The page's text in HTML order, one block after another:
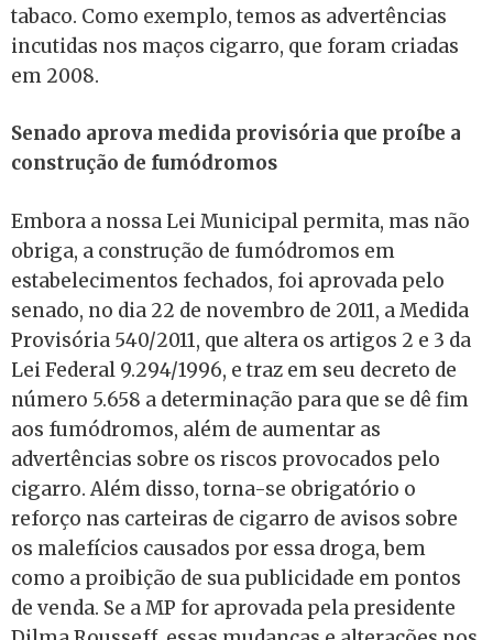
tabaco. Como exemplo, temos as advertências
incutidas nos maços cigarro, que foram criadas
em 2008.
Senado aprova medida provisória que proíbe a
construção de fumódromos
Embora a nossa Lei Municipal permita, mas não
obriga, a construção de fumódromos em
estabelecimentos fechados, foi aprovada pelo
senado, no dia 22 de novembro de 2011, a Medida
Provisória 540/2011, que altera os artigos 2 e 3 da
Lei Federal 9.294/1996, e traz em seu decreto de
número 5.658 a determinação para que se dê fim
aos fumódromos, além de aumentar as
advertências sobre os riscos provocados pelo
cigarro. Além disso, torna-se obrigatório o
reforço nas carteiras de cigarro de avisos sobre
os malefícios causados por essa droga, bem
como a proibição de sua publicidade em pontos
de venda. Se a MP for aprovada pela presidente